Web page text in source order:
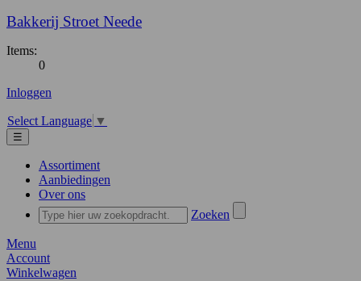
Bakkerij Stroet Neede
Items:
0
Inloggen
Select Language ▼
☰
Assortiment
Aanbiedingen
Over ons
Zoeken
Menu
Account
Winkelwagen